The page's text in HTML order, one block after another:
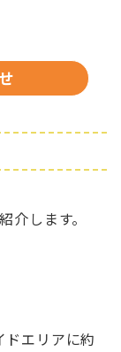
介します。
エリアに約